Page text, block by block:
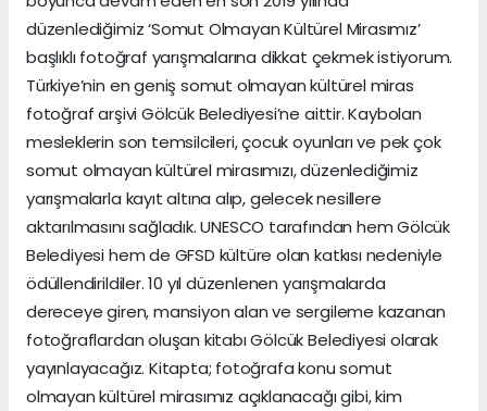
düzenlediğimiz ‘Somut Olmayan Kültürel Mirasımız’
başlıklı fotoğraf yarışmalarına dikkat çekmek istiyorum.
Türkiye’nin en geniş somut olmayan kültürel miras
fotoğraf arşivi Gölcük Belediyesi’ne aittir. Kaybolan
mesleklerin son temsilcileri, çocuk oyunları ve pek çok
somut olmayan kültürel mirasımızı, düzenlediğimiz
yarışmalarla kayıt altına alıp, gelecek nesillere
aktarılmasını sağladık. UNESCO tarafından hem Gölcük
Belediyesi hem de GFSD kültüre olan katkısı nedeniyle
ödüllendirildiler. 10 yıl düzenlenen yarışmalarda
dereceye giren, mansiyon alan ve sergileme kazanan
fotoğraflardan oluşan kitabı Gölcük Belediyesi olarak
yayınlayacağız. Kitapta; fotoğrafa konu somut
olmayan kültürel mirasımız açıklanacağı gibi, kim